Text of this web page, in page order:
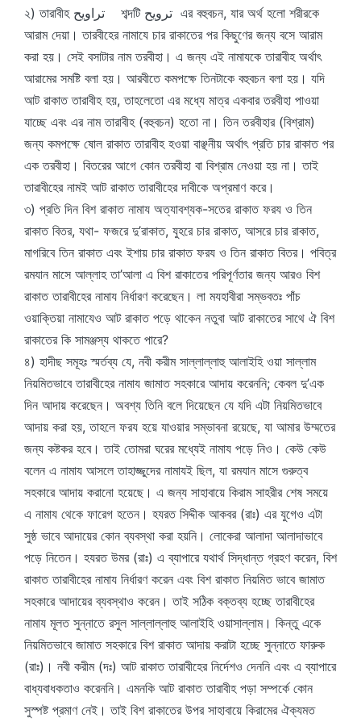
২) তারাবীহ تراويح শব্দটি ترويح এর বহুবচন, যার অর্থ হলো শরীরকে
আরাম দেয়া। তারবীহের নামাযে চার রাকাতের পর কিছুণের জন্য বসে আরাম
করা হয়। সেই বসাটার নাম তরবীহা। এ জন্য এই নামাযকে তারাবীহ অর্থাৎ
আরামের সমষ্টি বলা হয়। আরবীতে কমপক্ষে তিনটাকে বহুবচন বলা হয়। যদি
আট রাকাত তারাবীহ হয়, তাহলেতো এর মধ্যে মাত্র একবার তরবীহা পাওয়া
যাচ্ছে এবং এর নাম তারাবীহ (বহুবচন) হতো না। তিন তরবীহার (বিশ্রাম)
জন্য কমপক্ষে ষোল রাকাত তারাবীহ হওয়া বাঞ্ছনীয় অর্থাৎ প্রতি চার রাকাত পর
এক তরবীহা। বিতরের আগে কোন তরবীহা বা বিশ্রাম নেওয়া হয় না। তাই
তারাবীহের নামই আট রাকাত তারাবীহের দাবীকে অপ্রমাণ করে।
৩) প্রতি দিন বিশ রাকাত নামায অত্যাবশ্যক-সতের রাকাত ফরয ও তিন
রাকাত বিতর, যথা- ফজরে দু’রাকাত, যুহরে চার রাকাত, আসরে চার রাকাত,
মাগরিবে তিন রাকাত এবং ইশায় চার রাকাত ফরয ও তিন রাকাত বিতর। পবিত্র
রমযান মাসে আল্লাহ তা’আলা এ বিশ রাকাতের পরিপূর্ণতার জন্য আরও বিশ
রাকাত তারাবীহের নামায নির্ধারণ করেছেন। লা মযহাবীরা সম্ভবতঃ পাঁচ
ওয়াক্তিয়া নামাযেও আট রাকাত পড়ে থাকেন নতুবা আট রাকাতের সাথে ঐ বিশ
রাকাতের কি সামঞ্জস্য থাকতে পারে?
৪) হাদীছ সমূহঃ স্মর্তব্য যে, নবী করীম সাল্লাল্লাহু আলাইহি ওয়া সাল্লাম
নিয়মিতভাবে তারাবীহের নামায জামাত সহকারে আদায় করেননি; কেবল দু’এক
দিন আদায় করেছেন। অবশ্য তিনি বলে দিয়েছেন যে যদি এটা নিয়মিতভাবে
আদায় করা হয়, তাহলে ফরয হয়ে যাওয়ার সম্ভাবনা রয়েছে, যা আমার উম্মতের
জন্য কষ্টকর হবে। তাই তোমরা ঘরের মধ্যেই নামায পড়ে নিও। কেউ কেউ
বলেন এ নামায আসলে তাহাজ্জুদের নামাযই ছিল, যা রমযান মাসে গুরুত্ব
সহকারে আদায় করানো হয়েছে। এ জন্য সাহাবায়ে কিরাম সাহরীর শেষ সময়ে
এ নামায থেকে ফারেগ হতেন। হযরত সিদ্দীক আকবর (রাঃ) এর যুগেও এটা
সুষ্ঠ ভাবে আদায়ের কোন ব্যবস্থা করা হয়নি। লোকেরা আলাদা আলাদাভাবে
পড়ে নিতেন। হযরত উমর (রাঃ) এ ব্যাপারে যথার্থ সিদ্ধান্ত গ্রহণ করেন, বিশ
রাকাত তারাবীহের নামায নির্ধারণ করেন এবং বিশ রাকাত নিয়মিত ভাবে জামাত
সহকারে আদায়ের ব্যবস্থাও করেন। তাই সঠিক বক্তব্য হচ্ছে তারাবীহের
নামায মূলত সুন্নাতে রসুল সাল্লাল্লাহু আলাইহি ওয়াসাল্লাম। কিন্তু একে
নিয়মিতভাবে জামাত সহকারে বিশ রাকাত আদায় করাটা হচ্ছে সুন্নাতে ফারুক
(রাঃ)। নবী করীম (দঃ) আট রাকাত তারাবীহের নির্দেশও দেননি এবং এ ব্যাপারে
বাধ্যবাধকতাও করেননি। এমনকি আট রাকাত তারাবীহ পড়া সম্পর্কে কোন
সুস্পষ্ট প্রমাণ নেই। তাই বিশ রাকাতের উপর সাহাবায়ে কিরামের ঐক্যমত